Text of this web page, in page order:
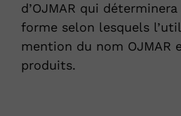
d’OJMAR qui
forme selon lesquels
mention du nom OJMAR
produits.